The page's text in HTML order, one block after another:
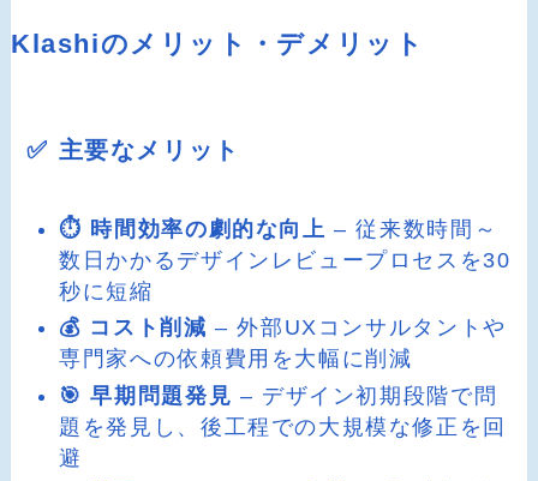
Klashiのメリット・デメリット
✅ 主要なメリット
⏱️ 時間効率の劇的な向上 – 従来数時間～
数日かかるデザインレビュープロセスを30
秒に短縮
💰 コスト削減 – 外部UXコンサルタントや
専門家への依頼費用を大幅に削減
🎯 早期問題発見 – デザイン初期段階で問
題を発見し、後工程での大規模な修正を回
避